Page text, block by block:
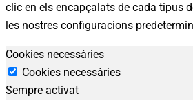
clic en els encapçalats de cada tipus
les nostres configuracions
Preferències
de
privadesa
Cookies necessàries
Cookies necessàries
Sempre activat